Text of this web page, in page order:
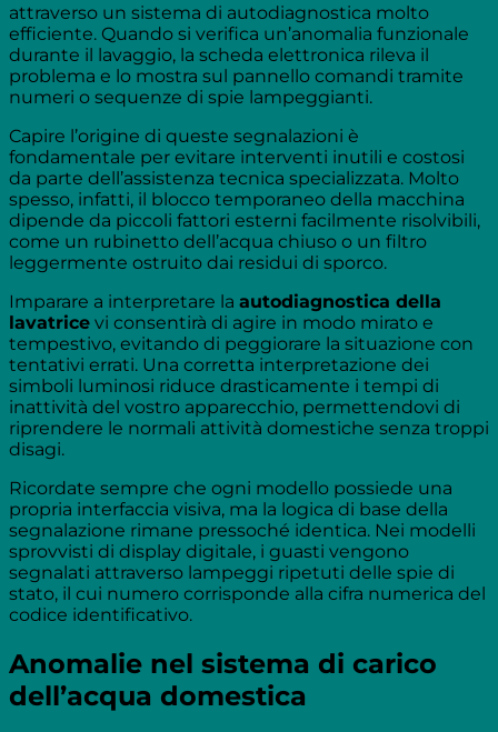
attraverso un sistema di autodiagnostica molto
efficiente. Quando si verifica un’anomalia funzionale
durante il lavaggio, la scheda elettronica rileva il
problema e lo mostra sul pannello comandi tramite
numeri o sequenze di spie lampeggianti.
Capire l’origine di queste segnalazioni è
fondamentale per evitare interventi inutili e costosi
da parte dell’assistenza tecnica specializzata. Molto
spesso, infatti, il blocco temporaneo della macchina
dipende da piccoli fattori esterni facilmente risolvibili,
come un rubinetto dell’acqua chiuso o un filtro
leggermente ostruito dai residui di sporco.
Imparare a interpretare la autodiagnostica della
lavatrice vi consentirà di agire in modo mirato e
tempestivo, evitando di peggiorare la situazione con
tentativi errati. Una corretta interpretazione dei
simboli luminosi riduce drasticamente i tempi di
inattività del vostro apparecchio, permettendovi di
riprendere le normali attività domestiche senza troppi
disagi.
Ricordate sempre che ogni modello possiede una
propria interfaccia visiva, ma la logica di base della
segnalazione rimane pressoché identica. Nei modelli
sprovvisti di display digitale, i guasti vengono
segnalati attraverso lampeggi ripetuti delle spie di
stato, il cui numero corrisponde alla cifra numerica del
codice identificativo.
Anomalie nel sistema di carico
dell’acqua domestica